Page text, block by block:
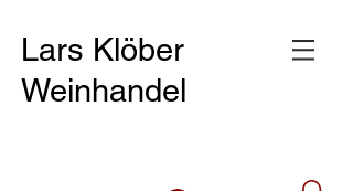
Lars Klöber
Weinhandel